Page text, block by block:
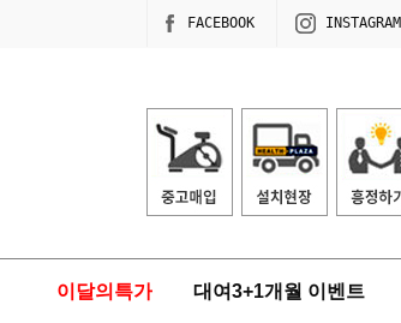
FACEBOOK INSTAGRAM
이달의특가 대여3+1개월 이벤트